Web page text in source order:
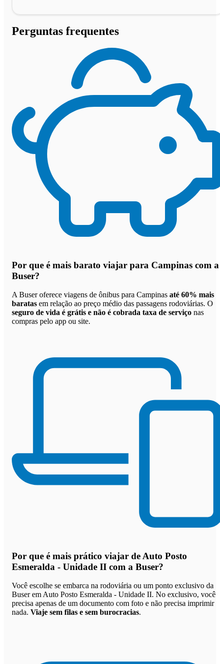
Perguntas frequentes
Por que é mais barato viajar para Campinas com a
Buser?
A Buser oferece viagens de ônibus para Campinas até 60% mais
baratas em relação ao preço médio das passagens rodoviárias. O
seguro de vida é grátis e não é cobrada taxa de serviço nas
compras pelo app ou site.
Por que é mais prático viajar de Auto Posto
Esmeralda - Unidade II com a Buser?
Você escolhe se embarca na rodoviária ou um ponto exclusivo da
Buser em Auto Posto Esmeralda - Unidade II. No exclusivo, você
precisa apenas de um documento com foto e não precisa imprimir
nada. Viaje sem filas e sem burocracias.